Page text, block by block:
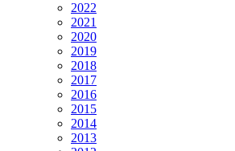
2022
2021
2020
2019
2018
2017
2016
2015
2014
2013